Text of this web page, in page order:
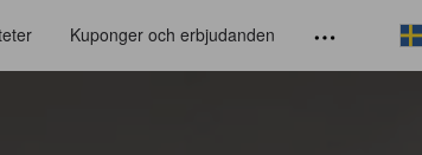
Kuponger och erbjudanden